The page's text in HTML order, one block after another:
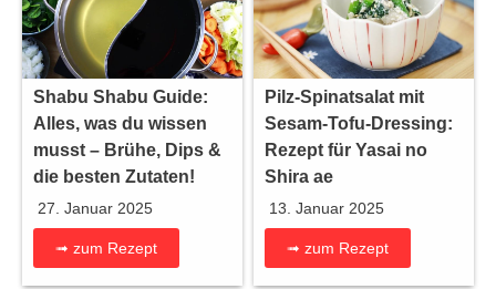
Shabu Shabu Guide:
Alles, was du wissen
musst – Brühe, Dips &
die besten Zutaten!
27. Januar 2025
➟ zum Rezept
Pilz-Spinatsalat mit
Sesam-Tofu-Dressing:
Rezept für Yasai no
Shira ae
13. Januar 2025
➟ zum Rezept